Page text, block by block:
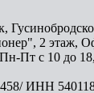
,
2 этаж,
Пт с 10 до
ИНН